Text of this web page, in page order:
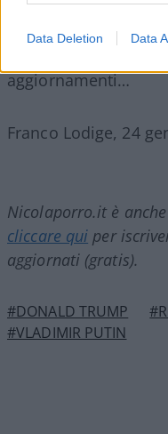
Data Deletion Data
una condizione
come confermato
aggiornamenti…
Franco Lodige, 24
Nicolaporro.it è
cliccare qui per
aggiornati (gratis).
#DONALD TRUMP
#VLADIMIR PUTIN